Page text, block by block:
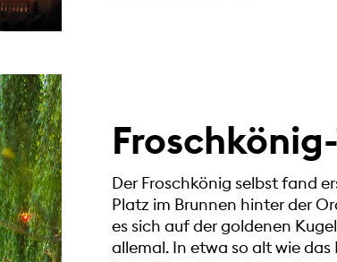
Der Froschkönig selbst fand
Platz im Brunnen hinter der
es sich auf der goldenen
allemal. In etwa so alt wie